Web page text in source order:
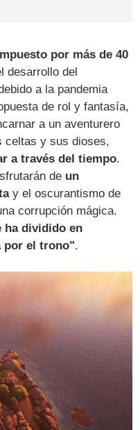
por más de 40
desarrollo del
a la pandemia
de rol y fantasía,
a un aventurero
celtas y sus dioses,
a través del tiempo.
de un
y el oscurantismo de
corrupción mágica.
ha dividido en
por el trono".